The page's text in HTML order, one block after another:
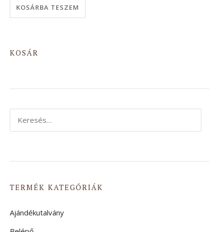
KOSÁRBA TESZEM
KOSÁR
TERMÉK KATEGÓRIÁK
Ajándékutalvány